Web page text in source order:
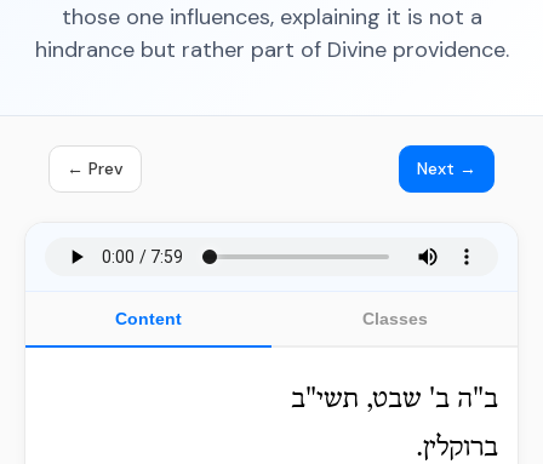
those one influences, explaining it is not a
hindrance but rather part of Divine providence.
← Prev Next →
Content Classes
ב"ה ב' שבט, תשי"ב
ברוקלין.